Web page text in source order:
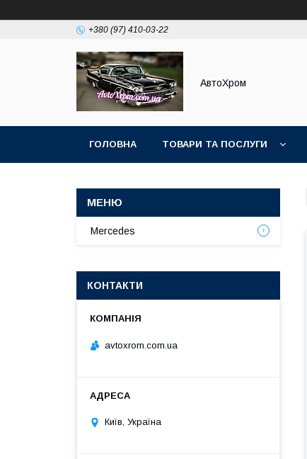
+380 (97) 410-03-22
АвтоХром
ГОЛОВНА ТОВАРИ ТА ПОСЛУГИ
Mercedes
КОНТАКТИ
avtoxrom.com.ua
Київ, Україна